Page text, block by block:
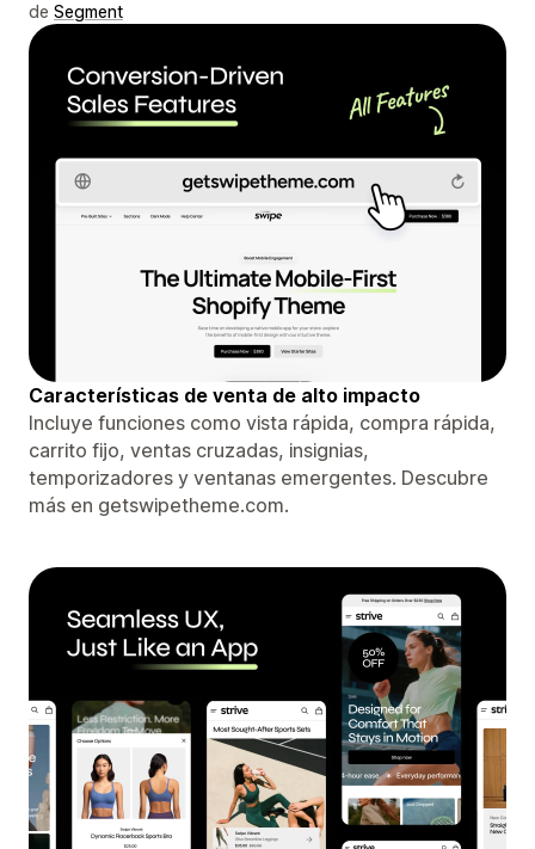
de Segment
Características de venta de alto impacto
Incluye funciones como vista rápida, compra rápida,
carrito fijo, ventas cruzadas, insignias,
temporizadores y ventanas emergentes. Descubre
más en getswipetheme.com.